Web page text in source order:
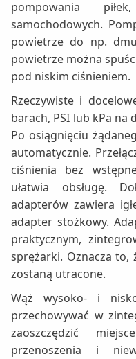
pompowania
samochodowych.
powietrze do np.
powietrze można
pod niskim ciśnieniem.
Rzeczywiste i
barach, PSI lub kPa na
Po osiągnięciu
automatycznie.
ciśnienia bez
ułatwia obsługę.
adapterów zawiera
adapter stożkowy.
praktycznym,
sprężarki. Oznacza to,
zostaną utracone.
Wąż wysoko- i
przechowywać w
zaoszczędzić
przenoszenia i